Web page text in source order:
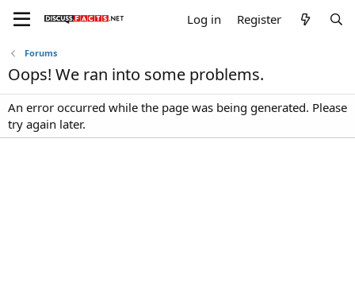
Log in Register
Forums
Oops! We ran into some problems.
An error occurred while the page was being generated. Please
try again later.